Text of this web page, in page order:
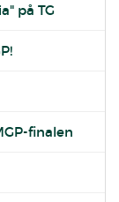
på TG
finalen